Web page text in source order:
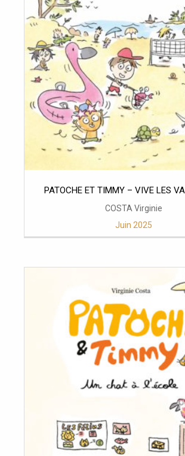
PATOCHE ET TIMMY – VIVE LES
COSTA Virginie
Juin 2025